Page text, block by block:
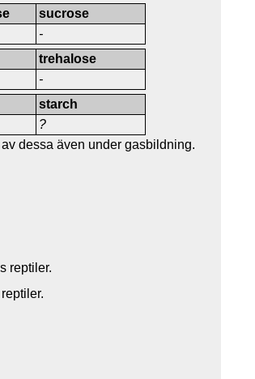
sucrose
-
trehalose
-
starch
?
dessa även under gasbildning.
reptiler.